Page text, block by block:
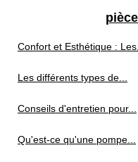
Confort et Esthétique :
Les différents types de...
Conseils d'entretien pour...
Qu'est-ce qu'une pompe...